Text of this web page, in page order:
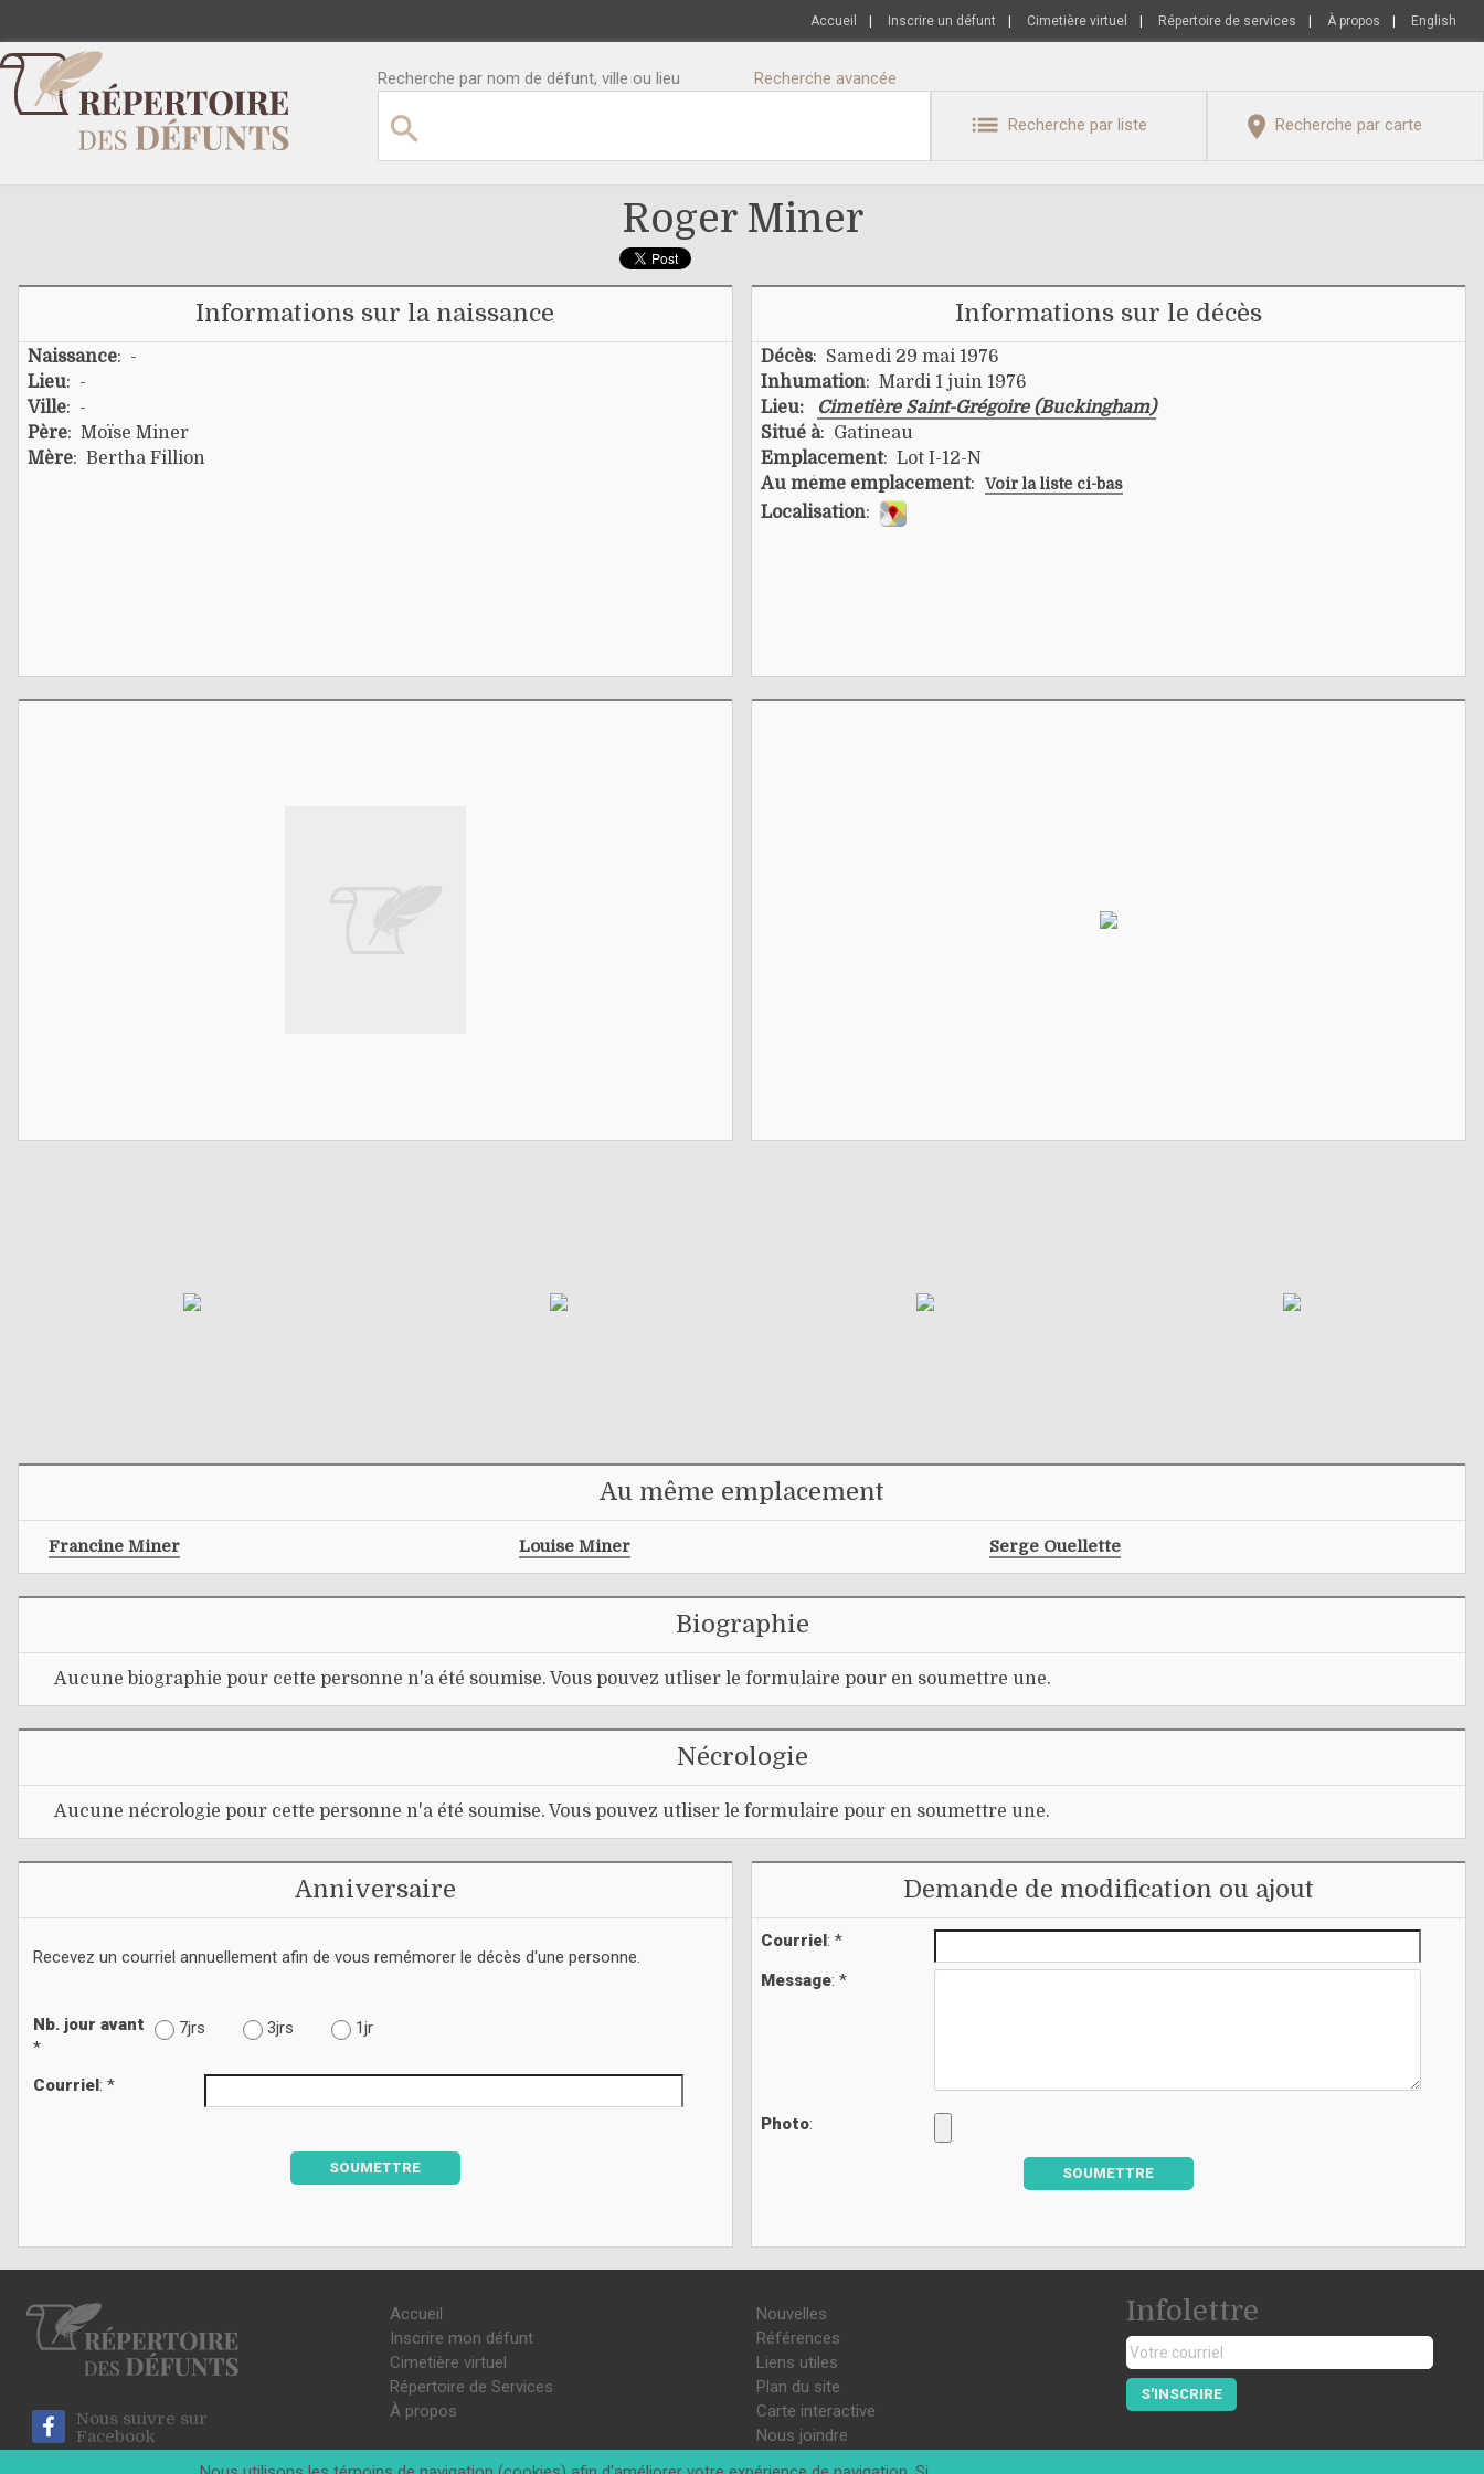
Accueil Inscrire un défunt Cimetière virtuel Répertoire de services À propos English
Recherche par nom de défunt, ville ou lieu Recherche avancée
Recherche par liste Recherche par carte
Roger Miner
Informations sur la naissance
Naissance: -
Lieu: -
Ville: -
Père: Moïse Miner
Mère: Bertha Fillion
Informations sur le décès
Décès: Samedi 29 mai 1976
Inhumation: Mardi 1 juin 1976
Lieu:
Cimetière Saint-Grégoire (Buckingham)
Situé à: Gatineau
Emplacement: Lot I-12-N
Au même emplacement: Voir la liste ci-bas
Localisation:
Au même emplacement
Francine Miner Louise Miner Serge Ouellette
Biographie
Aucune biographie pour cette personne n'a été soumise. Vous pouvez utliser le formulaire pour en soumettre une.
Nécrologie
Aucune nécrologie pour cette personne n'a été soumise. Vous pouvez utliser le formulaire pour en soumettre une.
Anniversaire
Recevez un courriel annuellement afin de vous remémorer le décès d'une personne.
Nb. jour avant
*
7jrs 3jrs 1jr
Courriel: *
SOUMETTRE
Demande de modification ou ajout
Courriel: *
Message: *
Photo:
SOUMETTRE
Nous suivre sur
Facebook
Accueil
Inscrire mon défunt
Cimetière virtuel
Répertoire de Services
À propos
Nouvelles
Références
Liens utiles
Plan du site
Carte interactive
Nous joindre
Infolettre
S'INSCRIRE